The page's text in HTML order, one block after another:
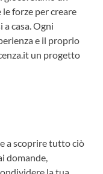
forze per creare
casa. Ogni
e il proprio
un progetto
a scoprire tutto ciò
domande,